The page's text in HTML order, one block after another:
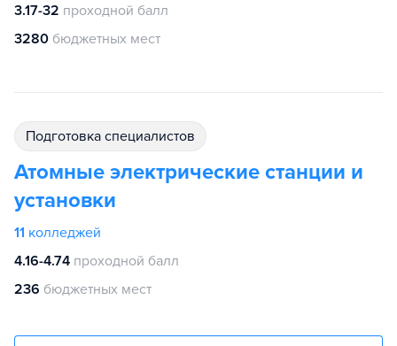
3.17-32 проходной балл
3280 бюджетных мест
подготовка специалистов
Атомные электрические станции и
установки
11 колледжей
4.16-4.74 проходной балл
236 бюджетных мест